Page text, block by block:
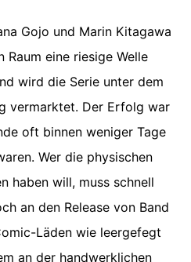
Gojo und Marin Kitagawa
eine riesige Welle
wird die Serie unter dem
vermarktet. Der Erfolg war
oft binnen weniger Tage
Wer die physischen
haben will, muss schnell
an den Release von Band
Läden wie leergefegt
an der handwerklichen